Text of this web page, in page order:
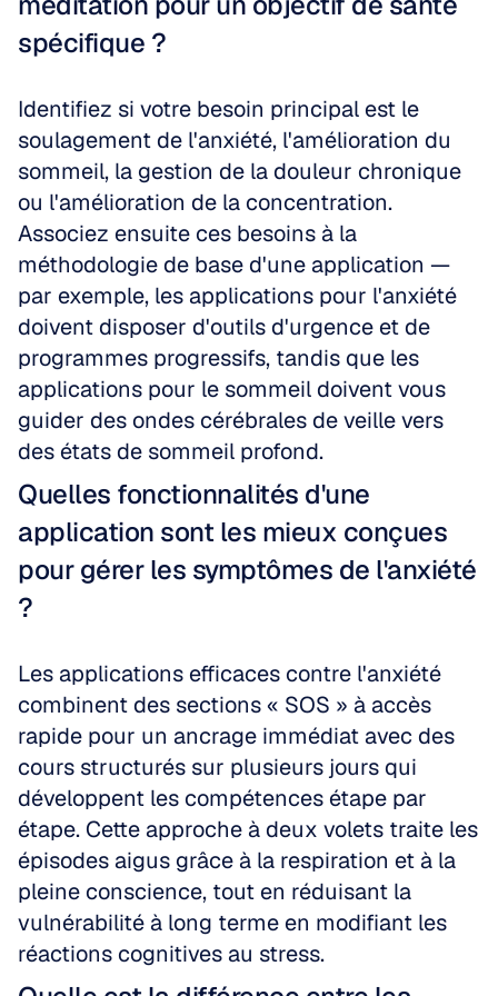
spécifique ?
Identifiez si votre besoin principal est le
soulagement de l'anxiété, l'amélioration du
sommeil, la gestion de la douleur chronique
ou l'amélioration de la concentration.
Associez ensuite ces besoins à la
méthodologie de base d'une application —
par exemple, les applications pour l'anxiété
doivent disposer d'outils d'urgence et de
programmes progressifs, tandis que les
applications pour le sommeil doivent vous
guider des ondes cérébrales de veille vers
des états de sommeil profond.
Quelles fonctionnalités d'une
application sont les mieux conçues
pour gérer les symptômes de l'anxiété
?
Les applications efficaces contre l'anxiété
combinent des sections « SOS » à accès
rapide pour un ancrage immédiat avec des
cours structurés sur plusieurs jours qui
développent les compétences étape par
étape. Cette approche à deux volets traite les
épisodes aigus grâce à la respiration et à la
pleine conscience, tout en réduisant la
vulnérabilité à long terme en modifiant les
réactions cognitives au stress.